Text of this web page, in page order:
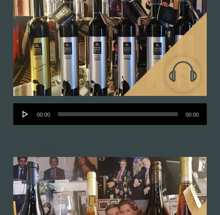
Audió
lejátszó
00:00 00:00